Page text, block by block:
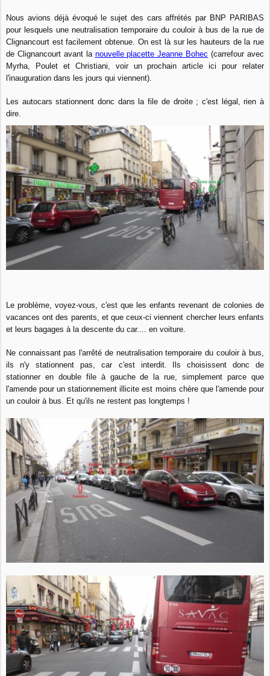
Nous avions déjà évoqué le sujet des cars affrétés par BNP PARIBAS
pour lesquels une neutralisation temporaire du couloir à bus de la rue de
Clignancourt est facilement obtenue. On est là sur les hauteurs de la rue
de Clignancourt avant la nouvelle placette Jeanne Bohec (carrefour avec
Myrha, Poulet et Christiani, voir un prochain article ici pour relater
l'inauguration dans les jours qui viennent).
Les autocars stationnent donc dans la file de droite ; c'est légal, rien à
dire.
Le problème, voyez-vous, c'est que les enfants revenant de colonies de
vacances ont des parents, et que ceux-ci viennent chercher leurs enfants
et leurs bagages à la descente du car.... en voiture.
Ne connaissant pas l'arrêté de neutralisation temporaire du couloir à bus,
ils n'y stationnent pas, car c'est interdit.
Ils choisissent donc de
stationner en double file à gauche de la rue, simplement parce que
l'amende pour un stationnement illicite est moins chère que l'amende pour
un couloir à bus. Et qu'ils ne restent pas longtemps !